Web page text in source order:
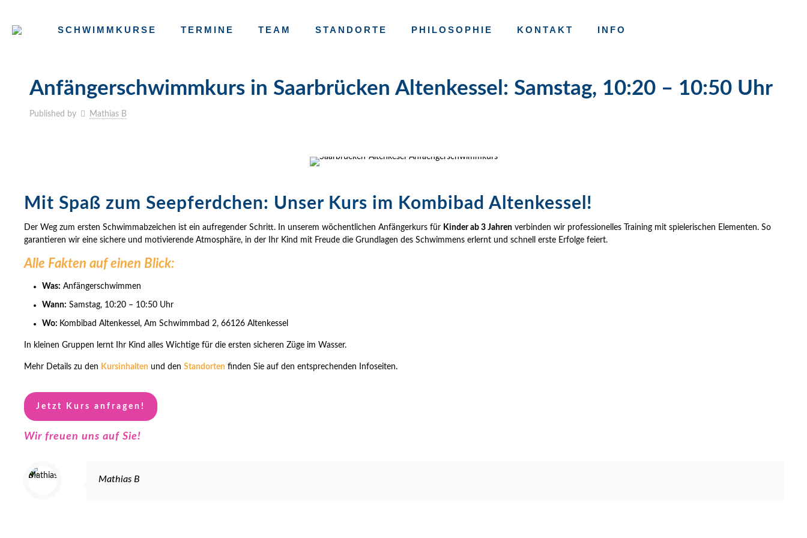
SCHWIMMKURSE TERMINE TEAM STANDORTE PHILOSOPHIE KONTAKT INFO
Anfängerschwimmkurs in Saarbrücken Altenkessel: Samstag, 10:20 – 10:50 Uhr
Published by Mathias B
Mit Spaß zum Seepferdchen: Unser Kurs im Kombibad Altenkessel!
Der Weg zum ersten Schwimmabzeichen ist ein aufregender Schritt. In unserem wöchentlichen Anfängerkurs für Kinder ab 3 Jahrenverbinden wir professionelles Training mit spielerischen Elementen. So
garantieren wir eine sichere und motivierende Atmosphäre, in der Ihr Kind mit Freude die Grundlagen des Schwimmens erlernt und schnell erste Erfolge feiert.
Alle Fakten auf einen Blick:
Was: Anfängerschwimmen
Wann: Samstag, 10:20 – 10:50 Uhr
Wo: Kombibad Altenkessel, Am Schwimmbad 2, 66126 Altenkessel
In kleinen Gruppen lernt Ihr Kind alles Wichtige für die ersten sicheren Züge im Wasser.
Mehr Details zu den Kursinhalten und den Standorten finden Sie auf den entsprechenden Infoseiten.
Jetzt Kurs anfragen!
Wir freuen uns auf Sie!
Mathias B